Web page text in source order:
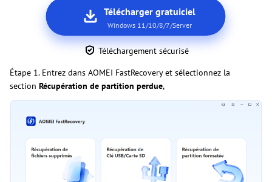
Télécharger gratuiciel
Windows 11/10/8/7/Server
Téléchargement sécurisé
Étape 1. Entrez dans AOMEI FastRecovery et sélectionnez la
section Récupération de partition perdue,